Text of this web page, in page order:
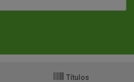
Títulos